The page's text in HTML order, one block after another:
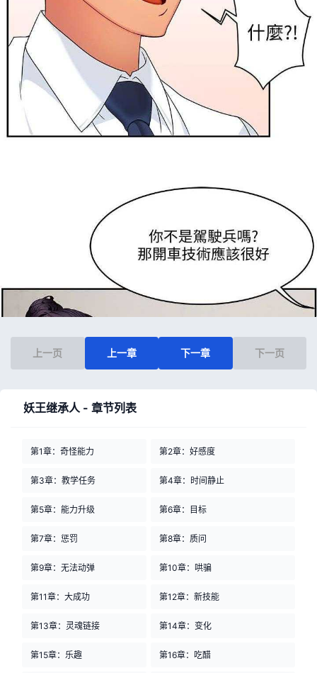
上一页 上一章 下一章 下一页
妖王继承人 - 章节列表
第1章：奇怪能力 第2章：好感度
第3章：教学任务 第4章：时间静止
第5章：能力升级 第6章：目标
第7章：惩罚 第8章：质问
第9章：无法动弹 第10章：哄骗
第11章：大成功 第12章：新技能
第13章：灵魂链接 第14章：变化
第15章：乐趣 第16章：吃醋